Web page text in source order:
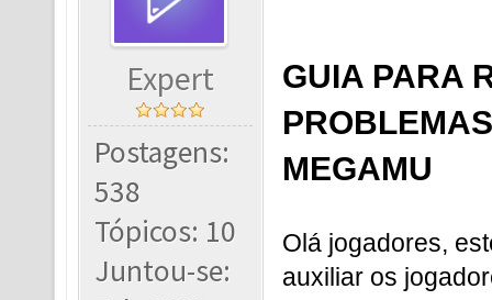
Expert
Postagens:
538
Tópicos: 10
Juntou-se:
GUIA PARA
MEGAMU
Olá jogadores,
auxiliar os